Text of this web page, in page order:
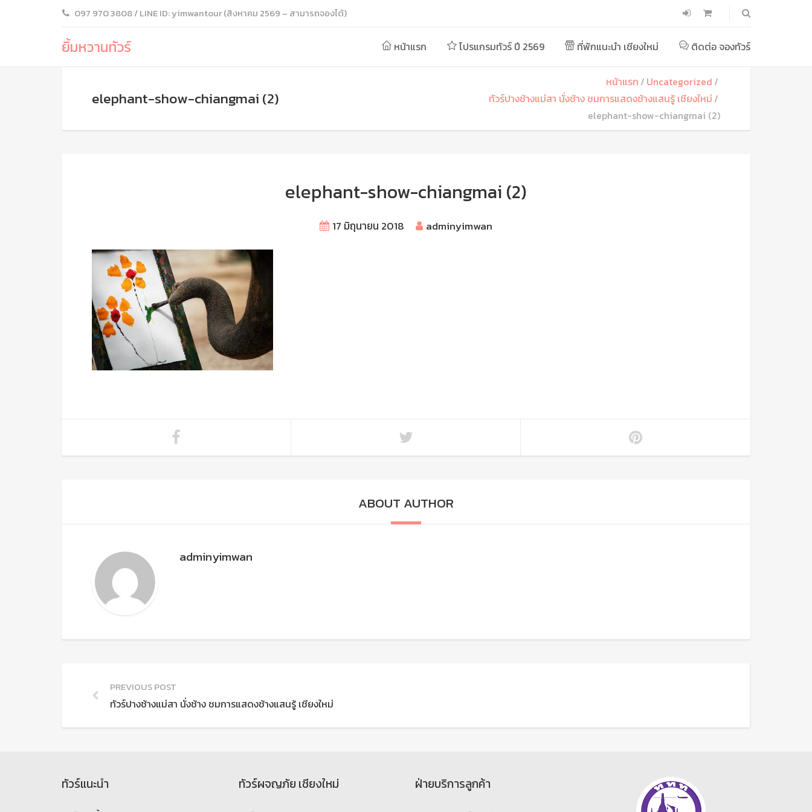
097 970 3808 / LINE ID: yimwantour (สิงหาคม 2569 – สามารถจองได้)
ยิ้มหวานทัวร์ หน้าแรก โปรแกรมทัวร์ ปี 2569 ที่พักแนะนำ เชียงใหม่ ติดต่อ จองทัวร์
elephant-show-chiangmai (2)
หน้าแรก
Uncategorized
ทัวร์ปางช้างแม่สา นั่งช้าง ชมการแสดงช้างแสนรู้ เชียงใหม่
elephant-show-chiangmai (2)
elephant-show-chiangmai (2)
17 มิถุนายน 2018 adminyimwan
ABOUT AUTHOR
adminyimwan
PREVIOUS POST
ทัวร์ปางช้างแม่สา นั่งช้าง ชมการแสดงช้างแสนรู้ เชียงใหม่
ทัวร์แนะนำ ทัวร์ผจญภัย เชียงใหม่ ฝ่ายบริการลูกค้า